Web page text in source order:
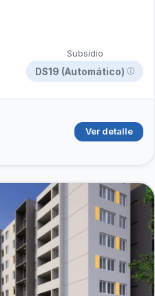
Subsidio
DS19 (Automático) ⓘ
Ver detalle